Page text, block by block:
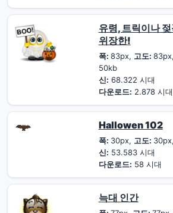
유령, 트릭이나
위장한!
폭: 83px, 고도: 83px,
50kb
신: 68.322 시대
다운로드: 2.878 시대
Hallowen 102
폭: 30px, 고도: 30px,
신: 53.583 시대
다운로드: 58 시대
늑대 인간